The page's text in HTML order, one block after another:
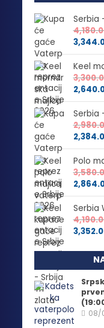
Serbia
Keel
Serbia
Polo
Serbia
08/